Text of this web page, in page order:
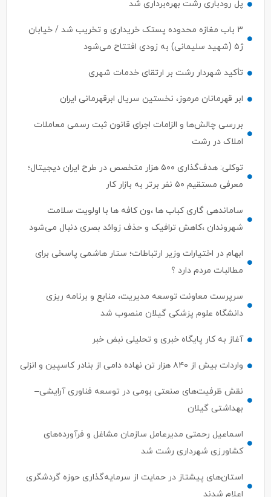
پل رودباری رشت بهره‌برداری شد
۳ باب مغازه محدوده پستک خریداری و تخریب شد / خیابان
ژ۵ (شهید سلیمانی) به زودی افتتاح می‌شود
تأکید شهردار رشت بر ارتقای خدمات شهری
ابر قهرمانان مرموز، نخستین سریال ابرقهرمانی ایران
بررسی چالش‌ها و الزامات اجرای قانون ثبت رسمی معاملات
املاک در رشت
توکلی: هدف‌گذاری ۵۰۰ هزار متخصص در طرح ایران دیجیتال؛
معرفی مستقیم ۵۰ نفر برتر به بازار کار
ساماندهی گاری کباب ها ،ون کافه ها با اولویت سلامت
شهروندان ،کاهش ترافیک و حذف زوائد بصری دنبال می‌شود
ابهام در اختیارات وزیر ارتباطات؛ ستار هاشمی پاسخی برای
مطالبات مردم دارد ؟
سرپرست معاونت توسعه مدیریت، منابع و برنامه ریزی
دانشگاه علوم پزشکی گیلان منصوب شد
آغاز به کار پایگاه خبری و تحلیلی نبض خبر
واردات بیش از ۸۴۰ هزار تن نهاده دامی از بنادر كاسپین و انزلی
نقش ظرفیت‌های صنعتی بومی در توسعه فناوری آرایشی–
بهداشتی گیلان
اسماعیل رحمتی مدیرعامل سازمان مشاغل و فرآورده‌های
کشاورزی شهرداری رشت شد
استان‌های پیشتاز در حمایت از سرمایه‌گذاری حوزه گردشگری
اعلام شدند